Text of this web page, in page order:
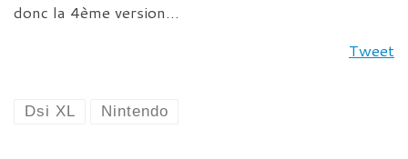
donc la 4ème version…
Tweet
Dsi XL Nintendo